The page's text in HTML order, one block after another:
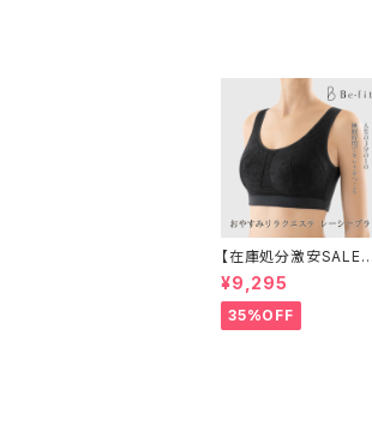
【在庫処分激安SALE】
高機能ナイトブラ（Be-f
it）
¥9,295
35%OFF